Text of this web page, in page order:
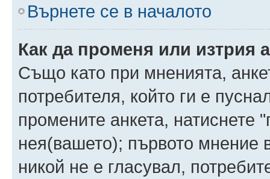
Върнете се в началото
Как да променя или изтрия
Също като при мненията,
потребителя, който ги е
промените анкета, натиснете
нея(вашето); първото мнение
никой не е гласувал,